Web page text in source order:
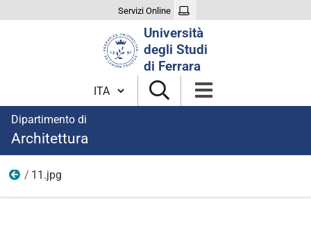
Servizi Online
Università
degli Studi
di Ferrara
Cambia lingua
Dipartimento di
Architettura
Eventi
11.jpg